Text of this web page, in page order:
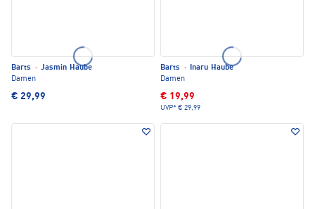
Barts · Jasmin Haube
Damen
€ 29,99
Barts · Inaru Haube
Damen
€ 19,99
UVP* € 29,99